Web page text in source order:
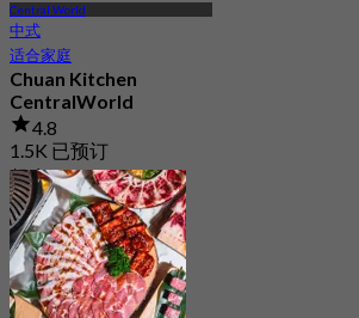
Central World
中式
适合家庭
Chuan Kitchen
CentralWorld
4.8
1.5K 已预订
起฿ 535